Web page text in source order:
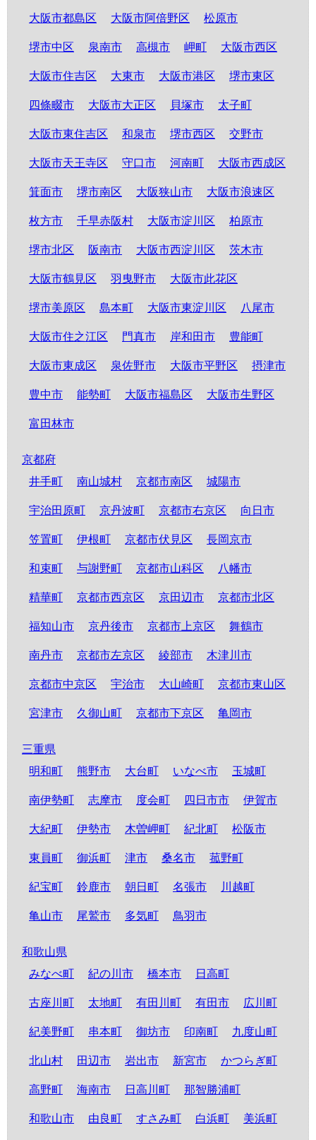
大阪市都島区 大阪市阿倍野区 松原市
堺市中区 泉南市 高槻市 岬町 大阪市西区
大阪市住吉区 大東市 大阪市港区 堺市東区
四條畷市 大阪市大正区 貝塚市 太子町
大阪市東住吉区 和泉市 堺市西区 交野市
大阪市天王寺区 守口市 河南町 大阪市西成区
箕面市 堺市南区 大阪狭山市 大阪市浪速区
枚方市 千早赤阪村 大阪市淀川区 柏原市
堺市北区 阪南市 大阪市西淀川区 茨木市
大阪市鶴見区 羽曳野市 大阪市此花区
堺市美原区 島本町 大阪市東淀川区 八尾市
大阪市住之江区 門真市 岸和田市 豊能町
大阪市東成区 泉佐野市 大阪市平野区 摂津市
豊中市 能勢町 大阪市福島区 大阪市生野区
富田林市
京都府
井手町
南山城村 京都市南区 城陽市
宇治田原町 京丹波町 京都市右京区 向日市
笠置町 伊根町 京都市伏見区 長岡京市
和束町 与謝野町 京都市山科区 八幡市
精華町 京都市西京区 京田辺市 京都市北区
福知山市 京丹後市 京都市上京区 舞鶴市
南丹市 京都市左京区 綾部市 木津川市
京都市中京区 宇治市 大山崎町 京都市東山区
宮津市 久御山町 京都市下京区 亀岡市
三重県
明和町
熊野市 大台町 いなべ市 玉城町
南伊勢町 志摩市 度会町 四日市市 伊賀市
大紀町 伊勢市 木曽岬町 紀北町 松阪市
東員町 御浜町 津市 桑名市 菰野町
紀宝町 鈴鹿市 朝日町 名張市 川越町
亀山市 尾鷲市 多気町 鳥羽市
和歌山県
みなべ町
紀の川市 橋本市 日高町
古座川町 太地町 有田川町 有田市 広川町
紀美野町 串本町 御坊市 印南町 九度山町
北山村 田辺市 岩出市 新宮市 かつらぎ町
高野町 海南市 日高川町 那智勝浦町
和歌山市 由良町 すさみ町 白浜町 美浜町